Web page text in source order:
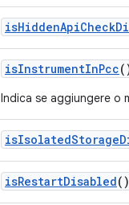
isHiddenApiCheck
isInstrumentInPcc
Indica se aggiungere o
isIsolatedStorage
isRestartDisabled()